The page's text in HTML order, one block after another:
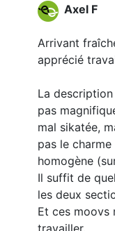
Axel F
Arrivant
apprécié
La
pas
mal sikatée,
pas le
homogène
Il suffit de
les deux
Et ces moovs
travailler.